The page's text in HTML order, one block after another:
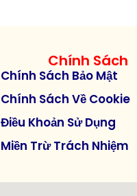
Chính Sách
Chính Sách Bảo Mật
Chính Sách Về Cookie
Điều Khoản Sử Dụng
Miền Trừ Trách Nhiệm